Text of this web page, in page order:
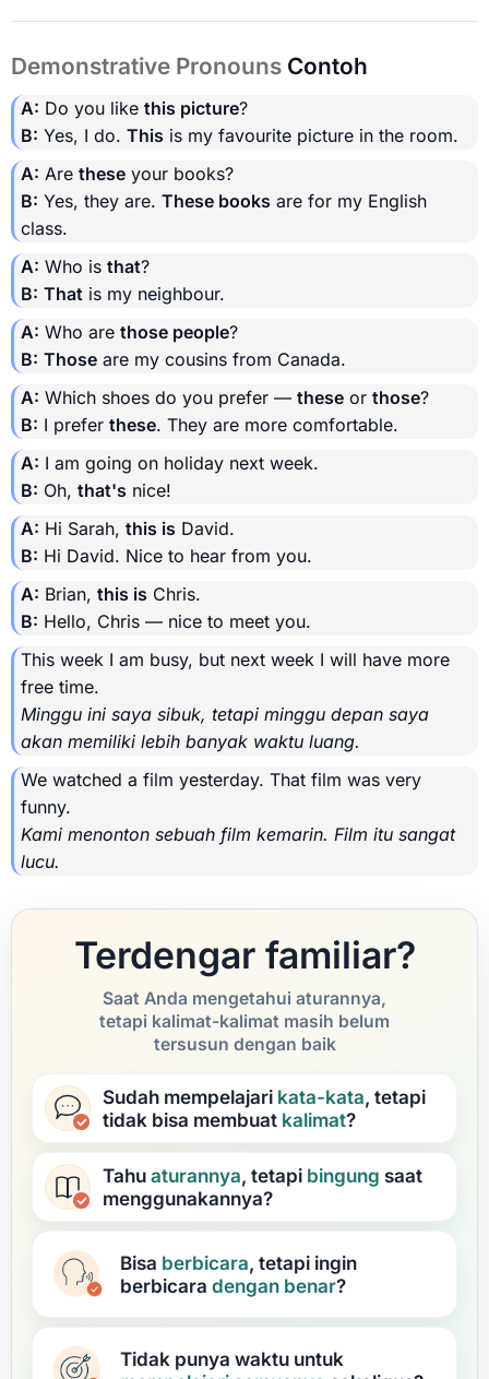
Demonstrative Pronouns Contoh
A: Do you like this picture?
B: Yes, I do. This is my favourite picture in the room.
A: Are these your books?
B: Yes, they are. These books are for my English
class.
A: Who is that?
B: That is my neighbour.
A: Who are those people?
B: Those are my cousins from Canada.
A: Which shoes do you prefer — these or those?
B: I prefer these. They are more comfortable.
A: I am going on holiday next week.
B: Oh, that's nice!
A: Hi Sarah, this is David.
B: Hi David. Nice to hear from you.
A: Brian, this is Chris.
B: Hello, Chris — nice to meet you.
This week I am busy, but next week I will have more
free time.
Minggu ini saya sibuk, tetapi minggu depan saya
akan memiliki lebih banyak waktu luang.
We watched a film yesterday. That film was very
funny.
Kami menonton sebuah film kemarin. Film itu sangat
lucu.
Terdengar familiar?
Saat Anda mengetahui aturannya,
tetapi kalimat-kalimat masih belum
tersusun dengan baik
Sudah mempelajari kata-kata, tetapi
tidak bisa membuat kalimat?
Tahuaturannya, tetapi bingung saat
menggunakannya?
Bisa berbicara, tetapi ingin
berbicara dengan benar?
Tidak punya waktu untuk